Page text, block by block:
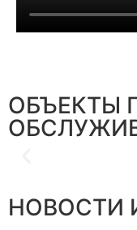
ОБЪЕКТЫ
НОВОСТИ